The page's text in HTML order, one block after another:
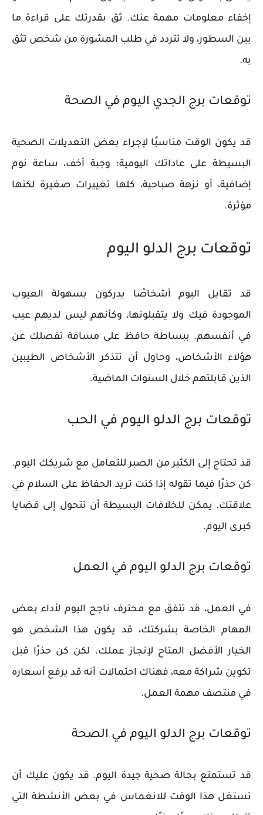
إخفاء معلومات مهمة عنك. ثق بقدرتك على قراءة ما
بين السطور، ولا تتردد في طلب المشورة من شخص تثق
به.
توقعات برج الجدي اليوم في الصحة
قد يكون الوقت مناسبًا لإجراء بعض التعديلات الصحية
البسيطة على عاداتك اليومية؛ وجبة أخف، ساعة نوم
إضافية، أو نزهة صباحية، كلها تغييرات صغيرة لكنها
مؤثرة.
توقعات برج الدلو اليوم
قد تقابل اليوم أشخاصًا يدركون بسهولة العيوب
الموجودة فيك ولا يتقبلونها، وكأنهم ليس لديهم عيب
في أنفسهم. ببساطة حافظ على مسافة تفصلك عن
هؤلاء الأشخاص، وحاول أن تتذكر الأشخاص الطيبين
الذين قابلتهم خلال السنوات الماضية.
توقعات برج الدلو اليوم في الحب
قد تحتاج إلى الكثير من الصبر للتعامل مع شريكك اليوم.
كن حذرًا فيما تقوله إذا كنت تريد الحفاظ على السلام في
علاقتك. يمكن للخلافات البسيطة أن تتحول إلى قضايا
كبرى اليوم.
توقعات برج الدلو اليوم في العمل
في العمل، قد تتفق مع محترف ناجح اليوم لأداء بعض
المهام الخاصة بشركتك، قد يكون هذا الشخص هو
الخيار الأفضل المتاح لإنجاز عملك. لكن كن حذرًا قبل
تكوين شراكة معه، فهناك احتمالات أنه قد يرفع أسعاره
في منتصف مهمة العمل.
توقعات برج الدلو اليوم في الصحة
قد تستمتع بحالة صحية جيدة اليوم. قد يكون عليك أن
تستغل هذا الوقت للانغماس في بعض الأنشطة التي